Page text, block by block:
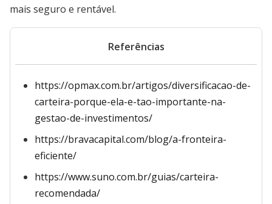
mais seguro e rentável.
Referências
https://opmax.com.br/artigos/diversificacao-de-
carteira-porque-ela-e-tao-importante-na-
gestao-de-investimentos/
https://bravacapital.com/blog/a-fronteira-
eficiente/
https://www.suno.com.br/guias/carteira-
recomendada/